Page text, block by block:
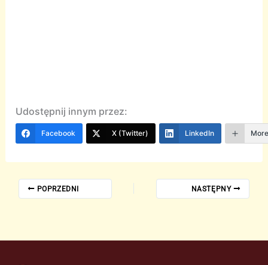
Udostępnij innym przez:
Facebook X (Twitter) LinkedIn
POPRZEDNI NASTĘPNY